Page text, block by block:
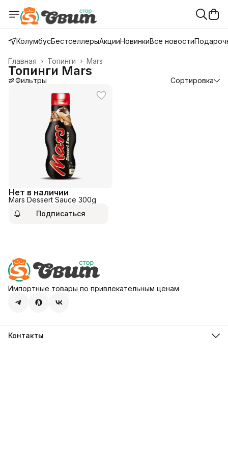
КолумбусБестселлерыАкцииНовинкиВсе новости
Mars
Топинги ›
Главная ›
Топинги Mars
Фильтры Сортировка
Нет в наличии
Mars Dessert Sauce 300g
Подписаться
Импортные товары по привлекательным ценам
Контакты